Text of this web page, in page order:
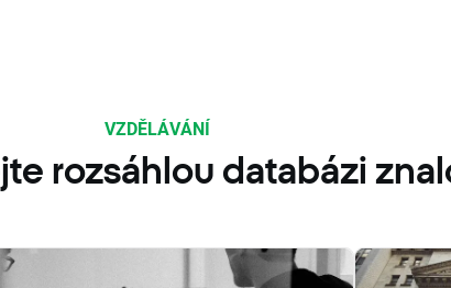
VZDĚLÁVÁNÍ
rozsáhlou databázi